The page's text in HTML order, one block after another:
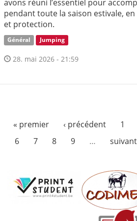
avons réuni l’essentiel pour
pendant toute la saison estivale,
et protection.
Général Jumping
28. mai 2026 - 21:59
« premier ‹ précédent 1
6
7 8 9 … suivant